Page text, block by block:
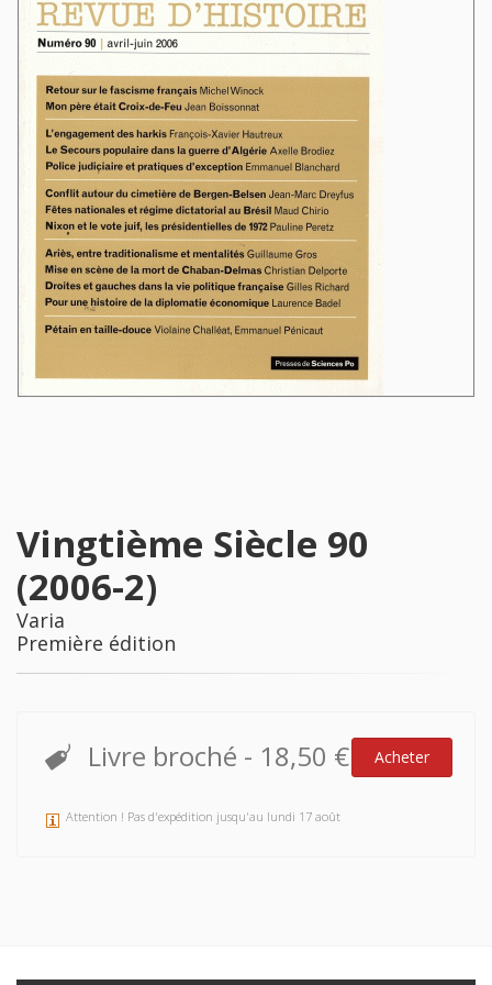
Vingtième Siècle 90
(2006-2)
Varia
Première édition
Livre broché - 18,50 € Acheter
Attention ! Pas d'expédition jusqu'au lundi 17 août